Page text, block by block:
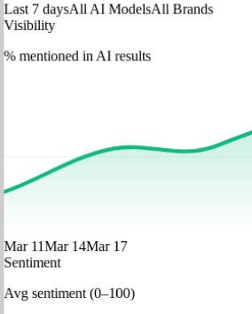
Last 7 daysAll AI ModelsAll Brands
Visibility
% mentioned in AI results
Mar 11Mar 14Mar 17
Sentiment
Avg sentiment (0–100)